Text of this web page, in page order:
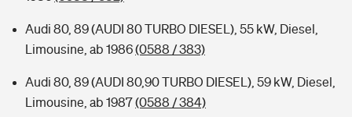
Audi 80, 89 (AUDI 80 TURBO DIESEL), 55 kW, Diesel,
Limousine, ab 1986(0588 / 383)
Audi 80, 89 (AUDI 80,90 TURBO DIESEL), 59 kW, Diesel,
Limousine, ab 1987(0588 / 384)